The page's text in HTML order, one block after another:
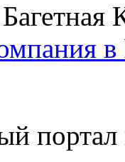
в
портал